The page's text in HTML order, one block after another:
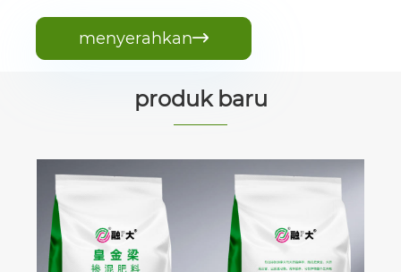
menyerahkan
produk baru